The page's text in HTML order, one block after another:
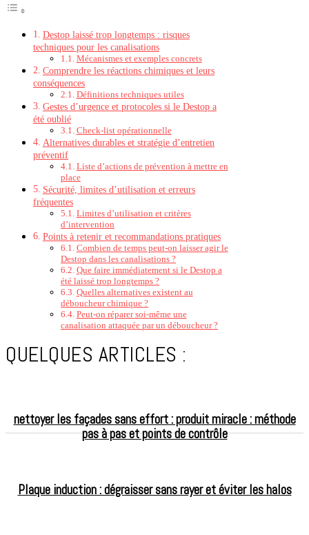
Destop laissé trop longtemps : risques
techniques pour les canalisations
Mécanismes et exemples concrets
Comprendre les réactions chimiques et leurs
conséquences
Définitions techniques utiles
Gestes d’urgence et protocoles si le Destop a
été oublié
Check-list opérationnelle
Alternatives durables et stratégie d’entretien
préventif
Liste d’actions de prévention à mettre en
place
Sécurité, limites d’utilisation et erreurs
fréquentes
Limites d’utilisation et critères
d’intervention
Points à retenir et recommandations pratiques
Combien de temps peut-on laisser agir le
Destop dans les canalisations ?
Que faire immédiatement si le Destop a
été laissé trop longtemps ?
Quelles alternatives existent au
déboucheur chimique ?
Peut-on réparer soi‑même une
canalisation attaquée par un déboucheur ?
QUELQUES ARTICLES :
nettoyer les façades sans effort : produit miracle : méthode
pas à pas et points de contrôle
Plaque induction : dégraisser sans rayer et éviter les halos